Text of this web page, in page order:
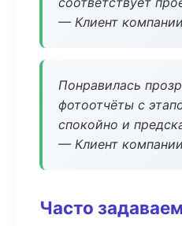
— Клиент компании
Понравилась
фотоотчёты с
спокойно и
— Клиент компании
Часто